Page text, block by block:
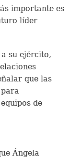
importante es
líder
su ejército,
que las
de
Ángela